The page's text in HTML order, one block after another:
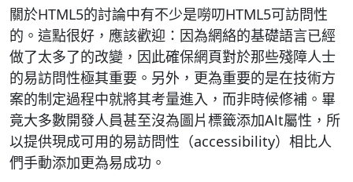
關於HTML5的討論中有不少是嘮叨HTML5可訪問性
的。這點很好，應該歡迎：因為網絡的基礎語言已經
做了太多了的改變，因此確保網頁對於那些殘障人士
的易訪問性極其重要。另外，更為重要的是在技術方
案的制定過程中就將其考量進入，而非時候修補。畢
竟大多數開發人員甚至沒為圖片標籤添加Alt屬性，所
以提供現成可用的易訪問性（accessibility）相比人
們手動添加更為易成功。